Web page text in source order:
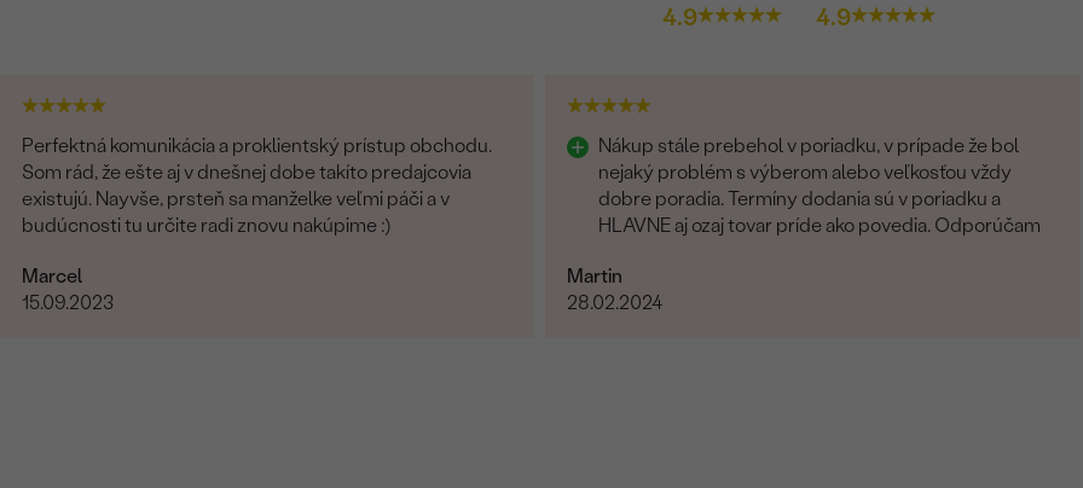
4.9 4.9
Perfektná komunikácia a proklientský prístup obchodu.
Som rád, že ešte aj v dnešnej dobe takíto predajcovia
existujú. Nayvše, prsteň sa manželke veľmi páči a v
budúcnosti tu určite radi znovu nakúpime :)
Marcel
15.09.2023
Nákup stále prebehol v poriadku, v prípade že bol
nejaký problém s výberom alebo veľkosťou vždy
dobre poradia. Termíny dodania sú v poriadku a
HLAVNE aj ozaj tovar príde ako povedia. Odporúčam
Martin
28.02.2024